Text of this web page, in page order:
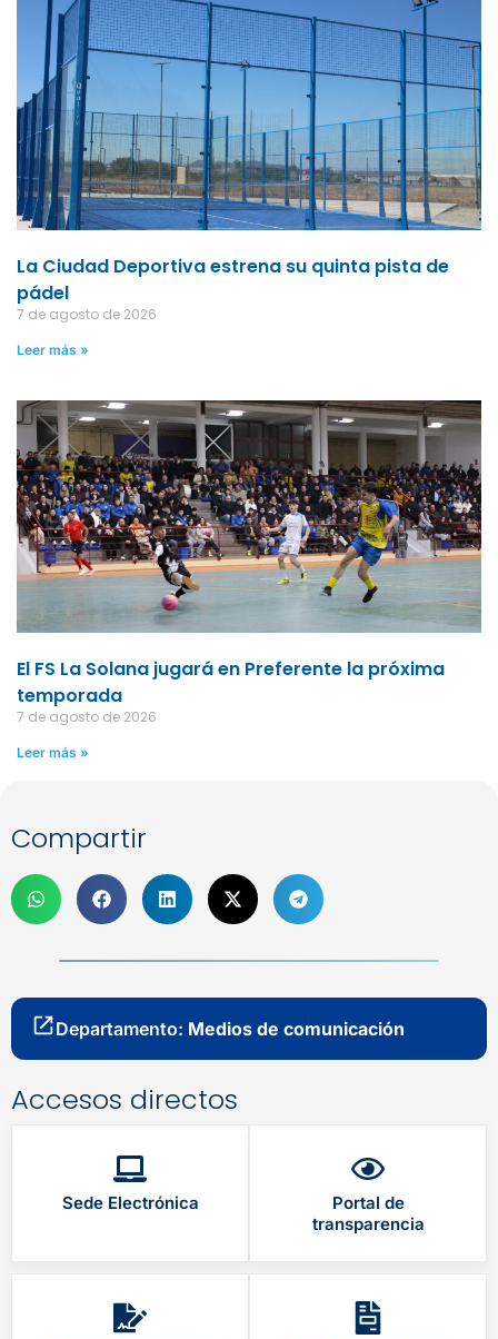
La Ciudad Deportiva estrena su quinta pista de
pádel
7 de agosto de 2026
Leer más »
El FS La Solana jugará en Preferente la próxima
temporada
7 de agosto de 2026
Leer más »
Compartir
Departamento: Medios de comunicación
Accesos directos
Sede Electrónica
Portal de
transparencia